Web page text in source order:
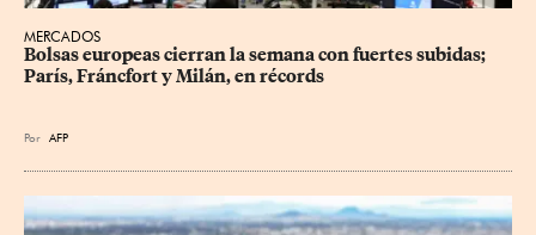
MERCADOS
Bolsas europeas cierran la semana con fuertes subidas;
París, Fráncfort y Milán, en récords
Por AFP